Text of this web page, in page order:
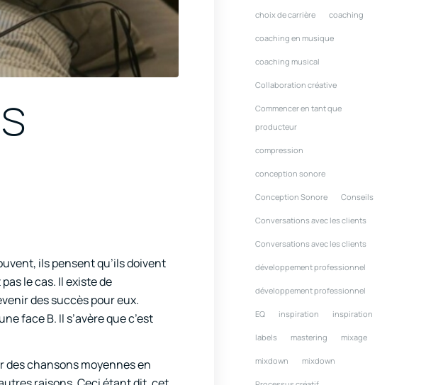
ils pensent qu’ils doivent
le cas. Il existe de
des succès pour eux.
face B. Il s’avère que c’est
des chansons moyennes en
choix de carrière coaching
coaching en musique
coaching musical
Collaboration créative
Commencer en tant que
producteur
compression
conception sonore
Conception Sonore Conseils
Conversations avec les clients
Conversations avec les clients
développement professionnel
développement professionnel
EQ inspiration inspiration
labels mastering mixage
mixdown mixdown